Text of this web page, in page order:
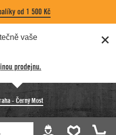
od 1 500 Kč
vaše
prodejnu.
- Černý Most